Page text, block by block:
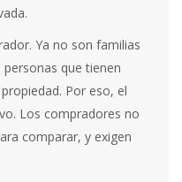
Ya no son familias
que tienen
Por eso, el
Los compradores no
comparar, y exigen